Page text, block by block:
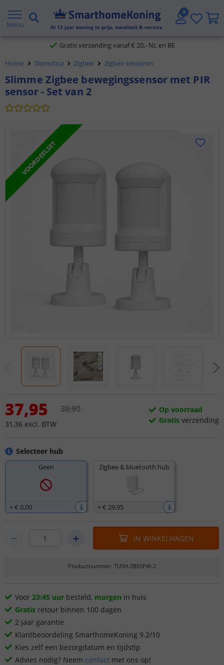
Menu Al 13 jaar koning in prijs, kwaliteit & service
2 jaar garantie
Klantbeoordeling 9.1
Voor 23:45 uur besteld,morgen in huis
Home Domotica Zigbee Zigbee sensoren
Slimme Zigbee bewegingssensor met PIR
sensor - Set van 2
VOORDEELSET
Selecteer hub
Geen
+€ 0,00
Zigbee & bluetooth hub
+€ 29,95
37,95
31 ,36 excl. BTW
39,90
Op voorraad
Gratis verzending
IN WINKELWAGEN
Productnummer: TUSH-ZBSSPIR-2
Voor 23:45 uur besteld, morgen in huis
Gratis retour binnen 100 dagen
2 jaar garantie
Klantbeoordeling SmarthomeKoning 9.2/10
Kies zelf een bezorgdatum en tijdstip
Advies nodig? Neem contact met ons op!